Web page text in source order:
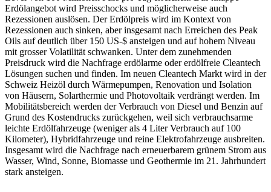
Erdölangebot wird Preisschocks und möglicherweise auch
Rezessionen auslösen. Der Erdölpreis wird im Kontext von
Rezessionen auch sinken, aber insgesamt nach Erreichen des Peak
Oils auf deutlich über 150 US-$ ansteigen und auf hohem Niveau
mit grosser Volatilität schwanken. Unter dem zunehmenden
Preisdruck wird die Nachfrage erdölarme oder erdölfreie Cleantech
Lösungen suchen und finden. Im neuen Cleantech Markt wird in der
Schweiz Heizöl durch Wärmepumpen, Renovation und Isolation
von Häusern, Solarthermie und Photovoltaik verdrängt werden. Im
Mobilitätsbereich werden der Verbrauch von Diesel und Benzin auf
Grund des Kostendrucks zurückgehen, weil sich verbrauchsarme
leichte Erdölfahrzeuge (weniger als 4 Liter Verbrauch auf 100
Kilometer), Hybridfahrzeuge und reine Elektrofahrzeuge ausbreiten.
Insgesamt wird die Nachfrage nach erneuerbarem grünem Strom aus
Wasser, Wind, Sonne, Biomasse und Geothermie im 21. Jahrhundert
stark ansteigen.